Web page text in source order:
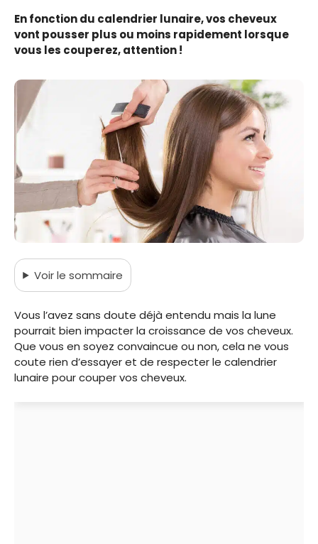
En fonction du calendrier lunaire, vos cheveux
vont pousser plus ou moins rapidement lorsque
vous les couperez, attention !
Voirle sommaire
Vous l’avez sans doute déjà entendu mais la lune
pourrait bien impacter la croissance de vos cheveux.
Que vous en soyez convaincue ou non, cela ne vous
coute rien d’essayer et de respecter le calendrier
lunaire pour couper vos cheveux.